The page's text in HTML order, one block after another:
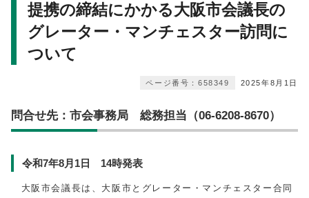
提携の締結にかかる大阪市会議長の
グレーター・マンチェスター訪問に
ついて
2025年8月1日
ページ番号：658349
問合せ先：市会事務局 総務担当（06-6208-8670）
令和7年8月1日 14時発表
大阪市会議長は、大阪市とグレーター・マンチェスター合同